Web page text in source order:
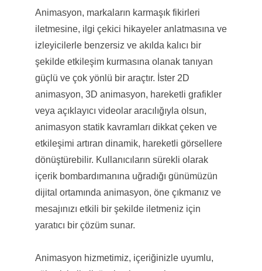
Animasyon, markaların karmaşık fikirleri
iletmesine, ilgi çekici hikayeler anlatmasına ve
izleyicilerle benzersiz ve akılda kalıcı bir
şekilde etkileşim kurmasına olanak tanıyan
güçlü ve çok yönlü bir araçtır. İster 2D
animasyon, 3D animasyon, hareketli grafikler
veya açıklayıcı videolar aracılığıyla olsun,
animasyon statik kavramları dikkat çeken ve
etkileşimi artıran dinamik, hareketli görsellere
dönüştürebilir. Kullanıcıların sürekli olarak
içerik bombardımanına uğradığı günümüzün
dijital ortamında animasyon, öne çıkmanız ve
mesajınızı etkili bir şekilde iletmeniz için
yaratıcı bir çözüm sunar.
Animasyon hizmetimiz, içeriğinizle uyumlu,